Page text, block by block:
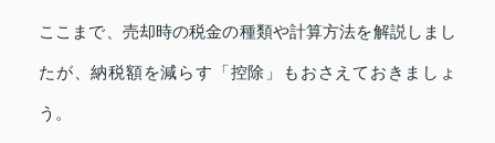
ここまで、売却時の税金の種類や計算方法を解説しまし
たが、納税額を減らす「控除」もおさえておきましょ
う。